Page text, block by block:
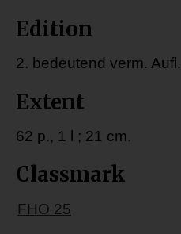
Edition
2. bedeutend verm. Aufl.
Extent
62 p., 1 l ; 21 cm.
Classmark
FHO 25